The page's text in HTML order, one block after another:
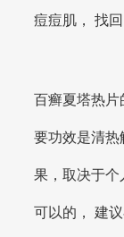
痘痘肌， 找回
百癣夏塔热片
要功效是清热
果，取决于个
可以的， 建